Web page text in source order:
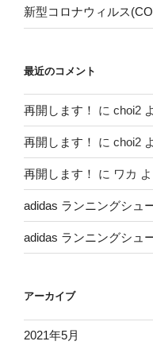
新型コロナウィルス
最近のコメント
再開します！ に choi2
再開します！ に choi2
再開します！ に ワカ
adidas ランニングシュ
adidas ランニングシュ
アーカイブ
2021年5月